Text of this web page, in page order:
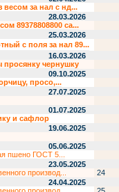
за нал с нд...
28.03.2026
89378808800 са...
25.03.2026
с поля за нал 89...
16.03.2026
чернушку
09.10.2025
просо,...
27.07.2025
01.07.2025
и сафлор
19.06.2025
05.06.2025
пшено ГОСТ 5...
23.05.2025
производ...
24
24.04.2025